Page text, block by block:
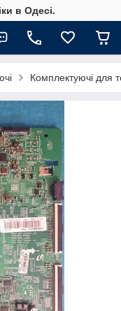
в Одесі.
Комплектуючі для